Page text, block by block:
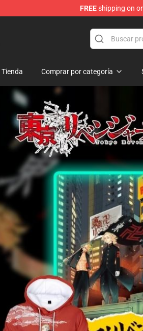
FREEshipping on
Tienda Comprar por categoría